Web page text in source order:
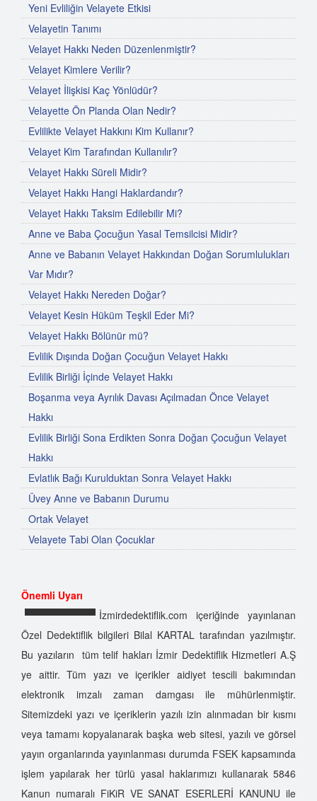
Yeni Evliliğin Velayete Etkisi
Velayetin Tanımı
Velayet Hakkı Neden Düzenlenmiştir?
Velayet Kimlere Verilir?
Velayet İlişkisi Kaç Yönlüdür?
Velayette Ön Planda Olan Nedir?
Evlilikte Velayet Hakkını Kim Kullanır?
Velayet Kim Tarafından Kullanılır?
Velayet Hakkı Süreli Midir?
Velayet Hakkı Hangi Haklardandır?
Velayet Hakkı Taksim Edilebilir Mi?
Anne ve Baba Çocuğun Yasal Temsilcisi Midir?
Anne ve Babanın Velayet Hakkından Doğan Sorumlulukları
Var Mıdır?
Velayet Hakkı Nereden Doğar?
Velayet Kesin Hüküm Teşkil Eder Mi?
Velayet Hakkı Bölünür mü?
Evlilik Dışında Doğan Çocuğun Velayet Hakkı
Evlilik Birliği İçinde Velayet Hakkı
Boşanma veya Ayrılık Davası Açılmadan Önce Velayet
Hakkı
Evlilik Birliği Sona Erdikten Sonra Doğan Çocuğun Velayet
Hakkı
Evlatlık Bağı Kurulduktan Sonra Velayet Hakkı
Üvey Anne ve Babanın Durumu
Ortak Velayet
Velayete Tabi Olan Çocuklar
Önemli Uyarı
İzmirdedektiflik.com içeriğinde yayınlanan
Özel Dedektiflik bilgileri Bilal KARTAL tarafından yazılmıştır.
Bu yazıların tüm telif hakları İzmir Dedektiflik Hizmetleri A.Ş
ye aittir. Tüm yazı ve içerikler aidiyet tescili bakımından
elektronik imzalı zaman damgası ile mühürlenmiştir.
Sitemizdeki yazı ve içeriklerin yazılı izin alınmadan bir kısmı
veya tamamı kopyalanarak başka web sitesi, yazılı ve görsel
yayın organlarında yayınlanması durumda FSEK kapsamında
işlem yapılarak her türlü yasal haklarımızı kullanarak 5846
Kanun numaralı FiKiR VE SANAT ESERLERİ KANUNU ile